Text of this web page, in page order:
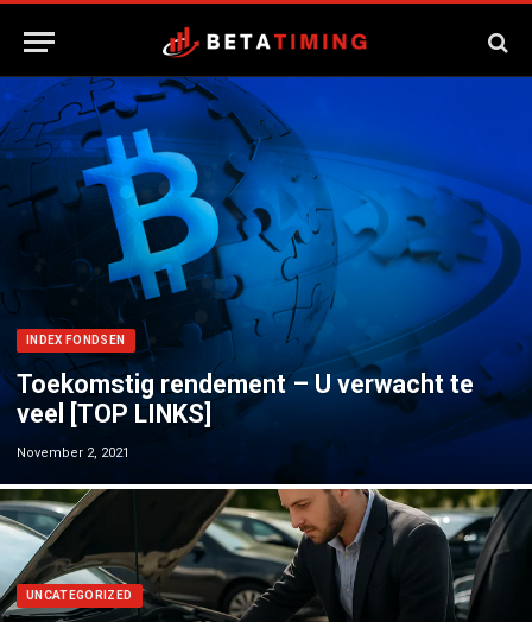
INDEX FONDSEN
Toekomstig rendement – ​​U verwacht te
veel [TOP LINKS]
November 2, 2021
UNCATEGORIZED